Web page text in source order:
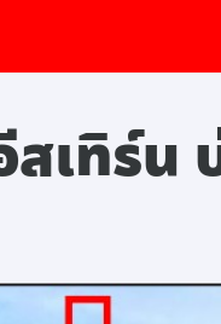
สเทิร์น